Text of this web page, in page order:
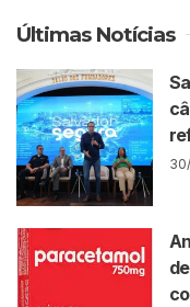
Últimas Notícias